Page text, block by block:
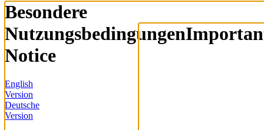
Besondere
Nutzungsbedingungen
Notice
English
Version
Deutsche
Version